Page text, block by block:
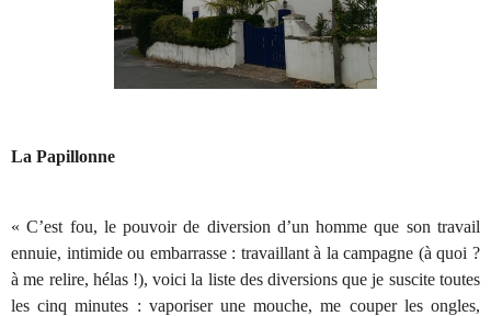
La Papillonne
« C’est fou, le pouvoir de diversion d’un homme que son travail
ennuie, intimide ou embarrasse : travaillant à la campagne (à quoi ?
à me relire, hélas !), voici la liste des diversions que je suscite toutes
les cinq minutes : vaporiser une mouche, me couper les ongles,